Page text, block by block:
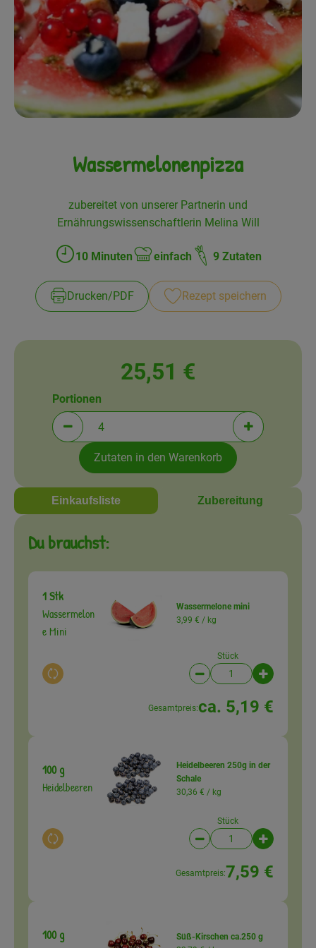
Frisches
Angebote
Haltbares
Getränke
Gratis Ökokiste im Wert von 25 Euro
Veranstaltungen
Kundenbrief
Wassermelonenpizza
zubereitet von unserer Partnerin und
Ernährungswissenschaftlerin Melina Will
Zubreitungszeit:
10 Minuten
Schwierigkeit:
einfach 9 Zutaten
Drucken​/​PDF Rezept speichern
25,51 €
Portionen verringern (aktuell 4 Portionen
Portionen
Portionen
Zutaten in den Warenkorb
Einkaufsliste Zubereitung
Du brauchst:
1 Stk
Wassermelon
e Mini
Auswahl ändern
Wassermelone mini
3,99 € / kg
Stück
Artikelanzahl
Gesamtpreis:ca. 5,19 €
100 g
Heidelbeeren
Auswahl ändern
Heidelbeeren 250g in der
Schale
30,36 € / kg
Stück
Artikelanzahl
Gesamtpreis:7,59 €
100 g
Süß-Kirschen ca.250 g